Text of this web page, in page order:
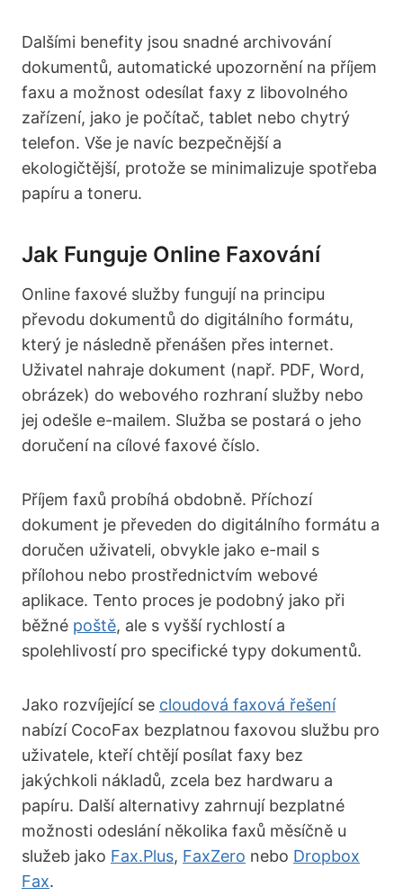
Dalšími benefity jsou snadné archivování
dokumentů, automatické upozornění na příjem
faxu a možnost odesílat faxy z libovolného
zařízení, jako je počítač, tablet nebo chytrý
telefon. Vše je navíc bezpečnější a
ekologičtější, protože se minimalizuje spotřeba
papíru a toneru.
Jak Funguje Online Faxování
Online faxové služby fungují na principu
převodu dokumentů do digitálního formátu,
který je následně přenášen přes internet.
Uživatel nahraje dokument (např. PDF, Word,
obrázek) do webového rozhraní služby nebo
jej odešle e-mailem. Služba se postará o jeho
doručení na cílové faxové číslo.
Příjem faxů probíhá obdobně. Příchozí
dokument je převeden do digitálního formátu a
doručen uživateli, obvykle jako e-mail s
přílohou nebo prostřednictvím webové
aplikace. Tento proces je podobný jako při
běžné poště, ale s vyšší rychlostí a
spolehlivostí pro specifické typy dokumentů.
Jako rozvíjející se cloudová faxová řešení
nabízí CocoFax bezplatnou faxovou službu pro
uživatele, kteří chtějí posílat faxy bez
jakýchkoli nákladů, zcela bez hardwaru a
papíru. Další alternativy zahrnují bezplatné
možnosti odeslání několika faxů měsíčně u
služeb jako Fax.Plus, FaxZero nebo Dropbox
Fax.